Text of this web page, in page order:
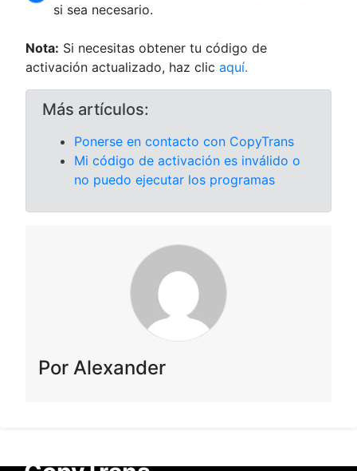
si sea necesario.
Nota: Si necesitas obtener tu código de
activación actualizado, haz clic aquí.
Más artículos:
Ponerse en contacto con CopyTrans
Mi código de activación es inválido o
no puedo ejecutar los programas
Por Alexander